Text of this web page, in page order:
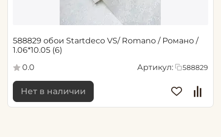
588829 обои Startdeco VS/ Romano / Романо /
1.06*10.05 (6)
0.0
Артикул: 588829
Нет в наличии